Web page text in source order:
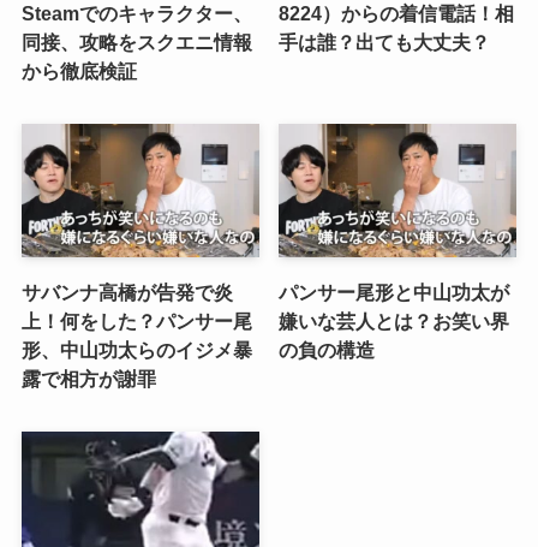
Steamでのキャラクター、
同接、攻略をスクエニ情報
から徹底検証
8224）からの着信電話！相
手は誰？出ても大丈夫？
サバンナ高橋が告発で炎
上！何をした？パンサー尾
形、中山功太らのイジメ暴
露で相方が謝罪
パンサー尾形と中山功太が
嫌いな芸人とは？お笑い界
の負の構造